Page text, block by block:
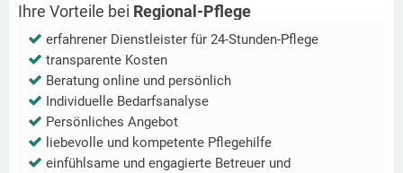
Ihre Vorteile bei Regional-Pflege
erfahrener Dienstleister für 24-Stunden-Pflege
transparente Kosten
Beratung online und persönlich
Individuelle Bedarfsanalyse
Persönliches Angebot
liebevolle und kompetente Pflegehilfe
einfühlsame und engagierte Betreuer und